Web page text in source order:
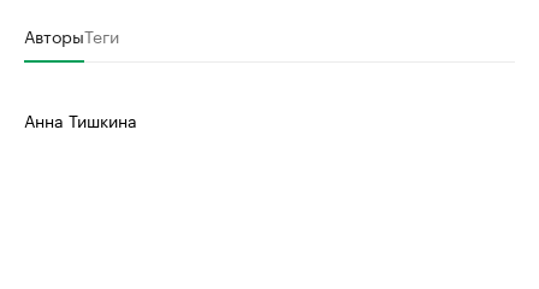
АвторыТеги
Анна Тишкина